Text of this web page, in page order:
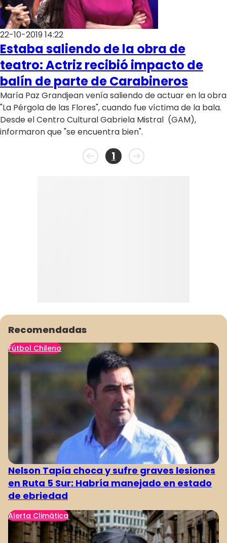
22-10-2019 14:22
Estaba saliendo de la obra de
teatro: Actriz recibió impacto de
balín de parte de Carabineros
María Paz Grandjean venía saliendo de actuar en la obra
"La Pérgola de las Flores", cuando fue víctima de la bala.
Desde el Centro Cultural Gabriela Mistral (GAM),
informaron que "se encuentra bien".
1
Recomendadas
Fútbol Chileno
Nelson Tapia choca y sufre graves lesiones
en Ruta 5 Sur: Habría manejado en estado
de ebriedad
Alerta Climática